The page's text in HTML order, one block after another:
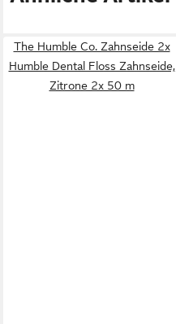
The Humble Co. Zahnseide 2x
Humble Dental Floss Zahnseide,
Zitrone 2x 50 m